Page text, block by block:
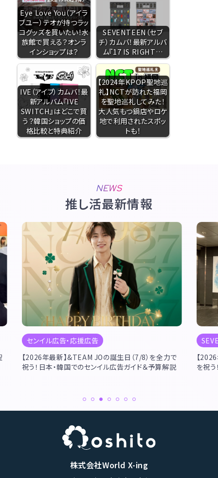
Eye Love You（アイラ
ブユー）テオが持つラッ
コグッズを買いたい！水
族館で買える？オンラ
インショップは？
SEVENTEEN（セブ
チ）カムバ！最新アルバ
ム『17 IS RIGHT…
IVE（アイブ）カムバ！最
新アルバム『IVE
SWITCH』はどこで買
う？韓国ショップの価
格比較と特典紹介
【2024年KPOP聖地巡
礼】NCTが訪れた福岡
を聖地巡礼してみた！
大人気もつ鍋店やロケ
地で利用されたスポッ
トも！
NEWS
推し活最新情報
センイル広告・応援広告
【2026年最新】&TEAM JOの誕生日（7/8）を全力で
祝う！日本・韓国でのセンイル広告ガイド＆予算解説
【
を祝う
株式会社World X-ing